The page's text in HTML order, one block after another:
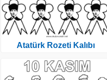
Atatürk Rozeti Kalıbı